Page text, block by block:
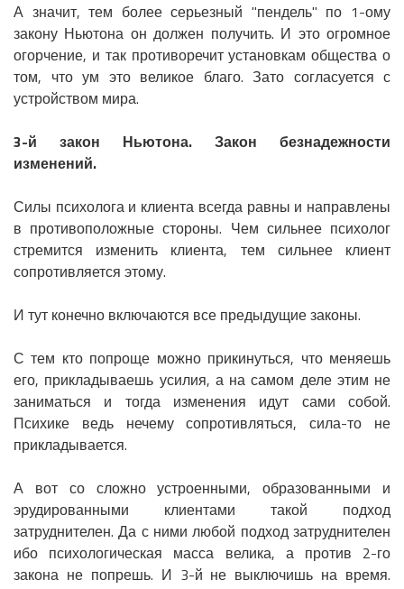
А значит, тем более серьезный "пендель" по 1-ому
закону Ньютона он должен получить. И это огромное
огорчение, и так противоречит установкам общества о
том, что ум это великое благо. Зато согласуется с
устройством мира.
3-й закон Ньютона. Закон безнадежности
изменений.
Силы психолога и клиента всегда равны и направлены
в противоположные стороны. Чем сильнее психолог
стремится изменить клиента, тем сильнее клиент
сопротивляется этому.
И тут конечно включаются все предыдущие законы.
С тем кто попроще можно прикинуться, что меняешь
его, прикладываешь усилия, а на самом деле этим не
заниматься и тогда изменения идут сами собой.
Психике ведь нечему сопротивляться, сила-то не
прикладывается.
А вот со сложно устроенными, образованными и
эрудированными клиентами такой подход
затруднителен. Да с ними любой подход затруднителен
ибо психологическая масса велика, а против 2-го
закона не попрешь. И 3-й не выключишь на время.